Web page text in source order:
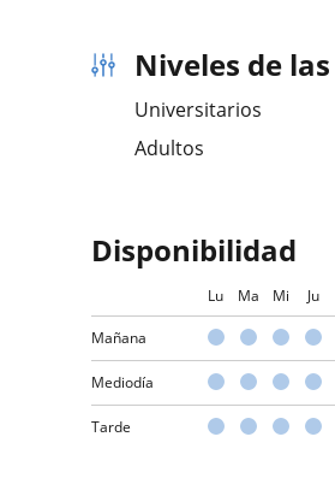
Niveles de
Universitarios
Adultos
Disponibilidad
Lu Ma Mi Ju
Mañana
Mediodía
Tarde